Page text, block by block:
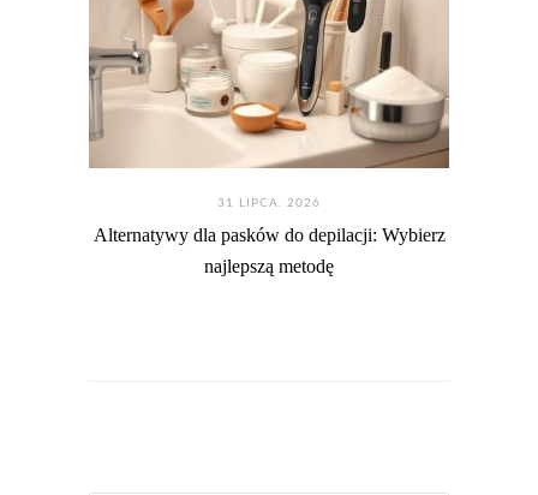
31 LIPCA. 2026
Alternatywy dla pasków do depilacji: Wybierz
najlepszą metodę